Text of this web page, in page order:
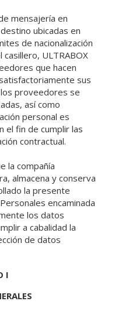
mensajería en
ubicadas en
de nacionalización
ULTRABOX
que hacen
sus
proveedores se
así como
personal es
el fin de cumplir las
contractual.
la compañía
almacena y conserva
la presente
encaminada
los datos
a cabalidad la
de datos
I